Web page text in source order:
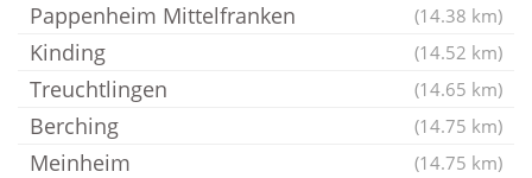
Pappenheim Mittelfranken (14.38 km)
Kinding (14.52 km)
Treuchtlingen (14.65 km)
Berching (14.75 km)
Meinheim (14.75 km)